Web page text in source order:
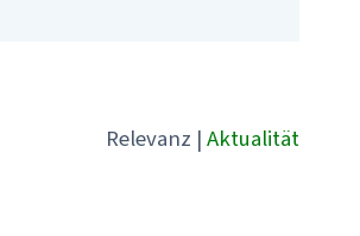
Relevanz | Aktualität